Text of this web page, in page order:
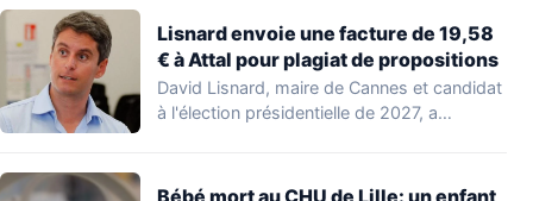
Lisnard envoie une facture de 19,58
€ à Attal pour plagiat de propositions
David Lisnard, maire de Cannes et candidat
à l'élection présidentielle de 2027, a